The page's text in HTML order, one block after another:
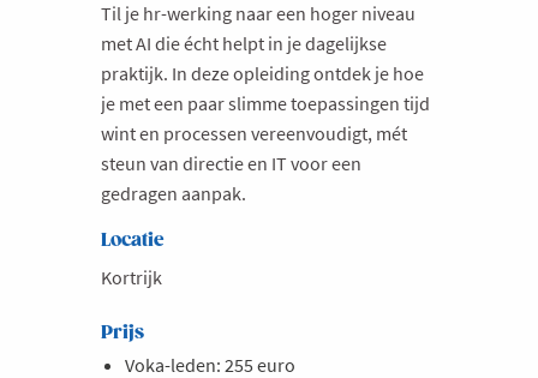
Til je hr-werking naar een hoger niveau
met AI die écht helpt in je dagelijkse
praktijk. In deze opleiding ontdek je hoe
je met een paar slimme toepassingen tijd
wint en processen vereenvoudigt, mét
steun van directie en IT voor een
gedragen aanpak.
Locatie
Kortrijk
Prijs
Voka-leden: 255 euro